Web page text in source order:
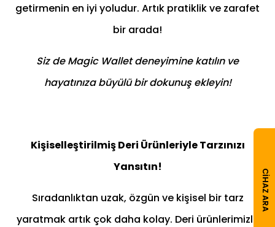
getirmenin en iyi yoludur. Artık pratiklik ve zarafet
bir arada!
Siz de Magic Wallet deneyimine katılın ve
hayatınıza büyülü bir dokunuş ekleyin!
Kişiselleştirilmiş Deri Ürünleriyle Tarzınızı
Yansıtın!
Sıradanlıktan uzak, özgün ve kişisel bir tarz
yaratmak artık çok daha kolay. Deri ürünlerimizle
CIHAZ ARA